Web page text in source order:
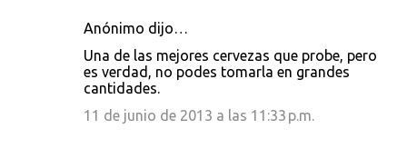
Anónimo dijo…
Una de las mejores cervezas que probe, pero
es verdad, no podes tomarla en grandes
cantidades.
11 de junio de 2013 a las 11:33 p.m.